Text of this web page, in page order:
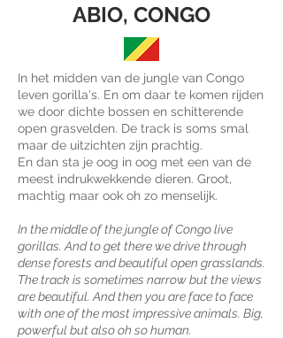
ABIO, CONGO
In het midden van de jungle van Congo
leven gorilla's. En om daar te komen rijden
we door dichte bossen en schitterende
open grasvelden. De track is soms smal
maar de uitzichten zijn prachtig.
En dan sta je oog in oog met een van de
meest indrukwekkende dieren. Groot,
machtig maar ook oh zo menselijk.
In the middle of the jungle of Congo live
gorillas. And to get there we drive through
dense forests and beautiful open grasslands.
The track is sometimes narrow but the views
are beautiful. And then you are face to face
with one of the most impressive animals. Big,
powerful but also oh so human.